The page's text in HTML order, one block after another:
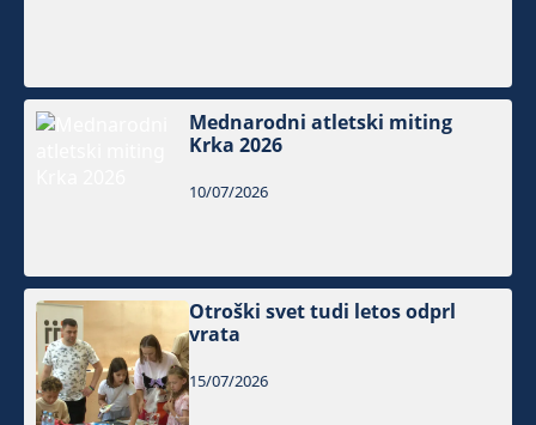
Mednarodni atletski miting
Krka 2026
10/07/2026
Otroški svet tudi letos odprl
vrata
15/07/2026